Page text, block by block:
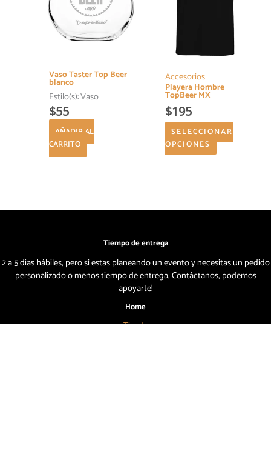
Vaso Taster Top Beer
blanco
Estilo(s):Vaso
$55
AÑADIR AL
CARRITO
Accesorios
Playera Hombre
TopBeer MX
$195
SELECCIONAR
OPCIONES
pueden
elegir
de
Tiempo de entrega
2 a 5 días hábiles, pero si estas planeando un evento y necesitas un pedido
personalizado o menos tiempo de entrega, Contáctanos, podemos
apoyarte!
Home
Tienda